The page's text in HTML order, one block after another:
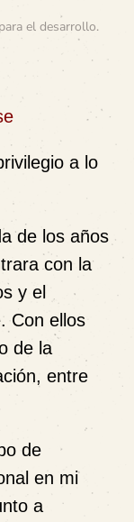
el desarrollo.
a lo
de los años
con la
y el
Con ellos
de la
entre
de
en mi
a